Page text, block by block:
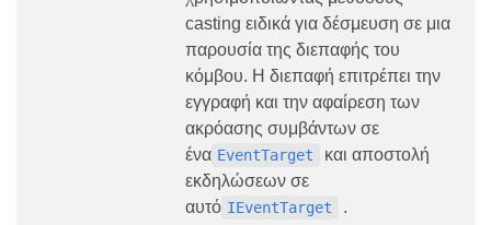
casting ειδικά για δέσμευση σε μια
παρουσία της διεπαφής του
κόμβου. Η διεπαφή επιτρέπει την
εγγραφή και την αφαίρεση των
ακρόασης συμβάντων σε
ένα EventTarget
και αποστολή
εκδηλώσεων σε
αυτό IEventTarget .